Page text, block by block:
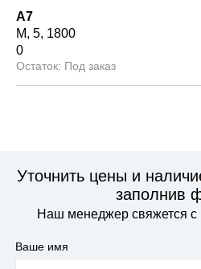
А7
М 5 1800
0
Под заказ
Уточнить цены и
заполнив
Наш менеджер свяжется с
Ваше имя